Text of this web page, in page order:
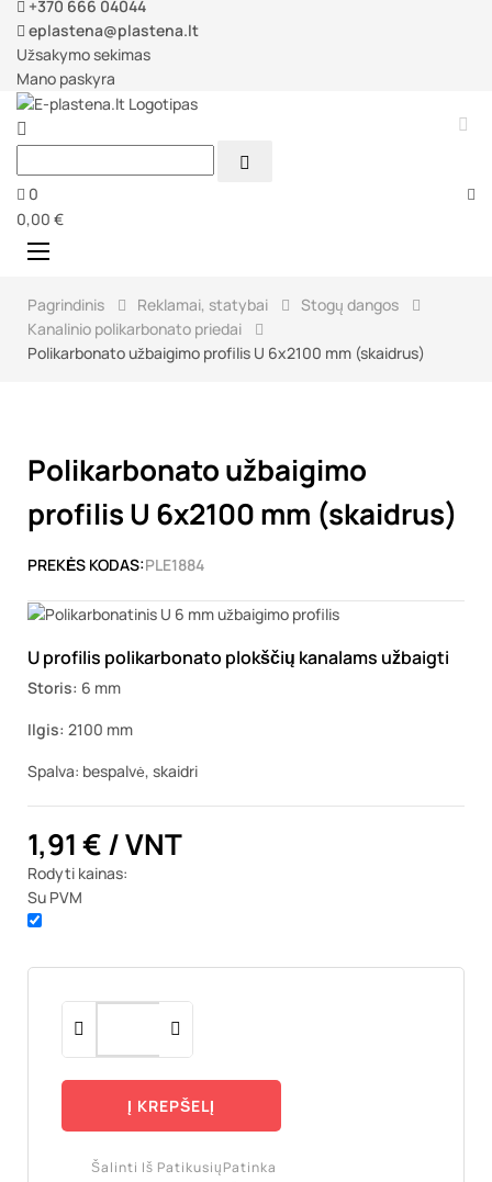
+370 666 04044
eplastena@plastena.lt
Užsakymo sekimas
Mano paskyra
 

0
0,00 €
Perjungti
☰
Pagrindinis Reklamai, statybai
Stogų dangos
Kanalinio polikarbonato priedai
Polikarbonato užbaigimo profilis U 6x2100 mm (skaidrus)
Polikarbonato užbaigimo
profilis U 6x2100 mm (skaidrus)
PREKĖS KODAS:PLE1884
U profilis polikarbonato plokščių kanalams užbaigti
Storis: 6 mm
Ilgis: 2100 mm
Spalva: bespalvė, skaidri
1,91 €/ VNT
Rodyti kainas:
Su PVM
Į KREPŠELĮ
Šalinti Iš PatikusiųPatinka